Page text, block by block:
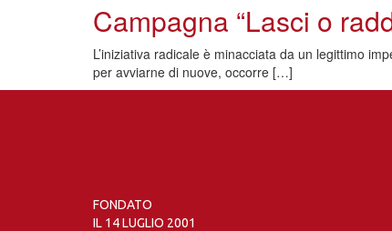
Campagna “Lasci o
L’iniziativa radicale è minacciata da un legittimo
per avviarne di nuove, occorre […]
FONDATO
IL 14 LUGLIO 2001